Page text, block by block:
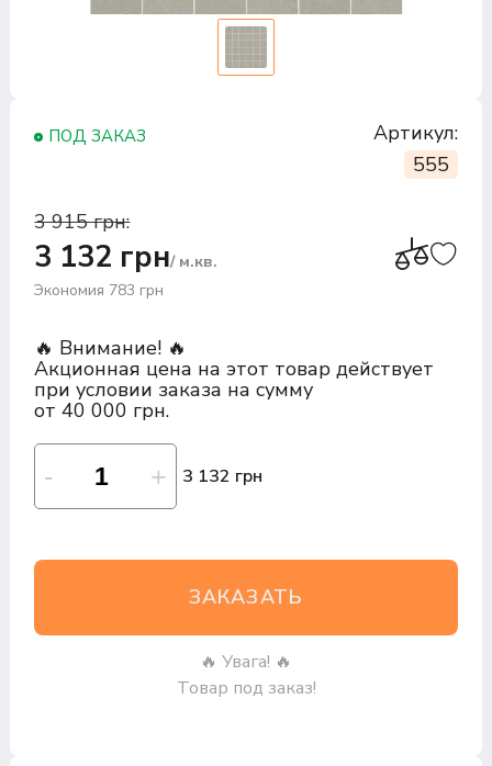
ПОД ЗАКАЗ
Артикул:
555
3 915 грн:
3 132 грн/ м.кв.
Экономия 783 грн
🔥 Внимание! 🔥
Акционная цена на этот товар действует
при условии заказа на сумму
от 40 000 грн.
3 132 грн
ЗАКАЗАТЬ
🔥 Увага! 🔥
Товар под заказ!